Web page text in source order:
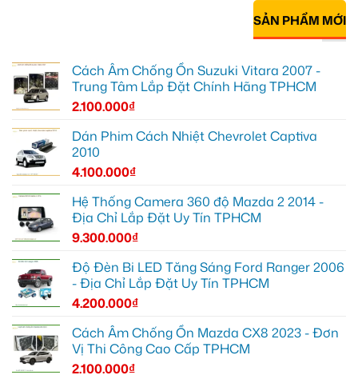
SẢN PHẨM MỚI
Cách Âm Chống Ồn Suzuki Vitara 2007 -
Trung Tâm Lắp Đặt Chính Hãng TPHCM
2.100.000₫
Dán Phim Cách Nhiệt Chevrolet Captiva
2010
4.100.000₫
Hệ Thống Camera 360 độ Mazda 2 2014 -
Địa Chỉ Lắp Đặt Uy Tín TPHCM
9.300.000₫
Độ Đèn Bi LED Tăng Sáng Ford Ranger 2006
- Địa Chỉ Lắp Đặt Uy Tín TPHCM
4.200.000₫
Cách Âm Chống Ồn Mazda CX8 2023 - Đơn
Vị Thi Công Cao Cấp TPHCM
2.100.000₫